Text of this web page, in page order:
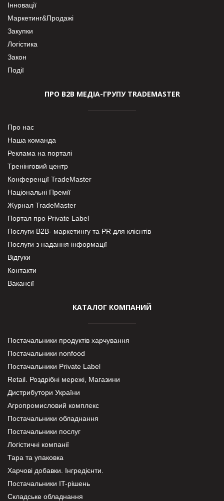
Інновації
Маркетинг&Продажі
Закупки
Логістика
Закон
Події
ПРО В2В МЕДІА-ГРУПУ TRADEMASTER
Про нас
Наша команда
Реклама на порталі
Тренінговий центр
Конференції TradeMaster
Національні Премії
Журнал TradeMaster
Портал про Private Label
Послуги В2В- маркетингу та PR для клієнтів
Послуги з надання інформації
Відгуки
Контакти
Вакансії
КАТАЛОГ КОМПАНИЙ
Постачальники продуктів харчування
Постачальники nonfood
Постачальники Private Label
Retail. Роздрібні мережі, Магазини
Дистрибутори України
Агропромисловий комплекс
Постачальники обладнання
Постачальники послуг
Логістичні компанії
Тара та упаковка
Харчові добавки. Інгредієнти.
Постачальники IT-рішень
Складське обладнання